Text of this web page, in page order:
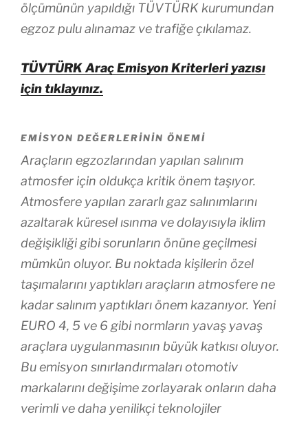
ölçümünün yapıldığı TÜVTÜRK kurumundan
egzoz pulu alınamaz ve trafiğe çıkılamaz.
TÜVTÜRK Araç Emisyon Kriterleri yazısı
için tıklayınız.
EMISYON DEĞERLERININ ÖNEMI
Araçların egzozlarından yapılan salınım
atmosfer için oldukça kritik önem taşıyor.
Atmosfere yapılan zararlı gaz salınımlarını
azaltarak küresel ısınma ve dolayısıyla iklim
değişikliği gibi sorunların önüne geçilmesi
mümkün oluyor. Bu noktada kişilerin özel
taşımalarını yaptıkları araçların atmosfere ne
kadar salınım yaptıkları önem kazanıyor. Yeni
EURO 4, 5 ve 6 gibi normların yavaş yavaş
araçlara uygulanmasının büyük katkısı oluyor.
Bu emisyon sınırlandırmaları otomotiv
markalarını değişime zorlayarak onların daha
verimli ve daha yenilikçi teknolojiler